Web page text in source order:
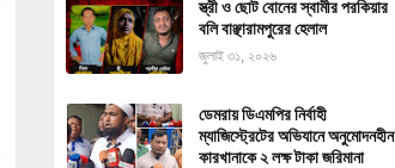
স্ত্রী ও ছোট বোনের স্বামীর পরকিয়ার
বলি বাঞ্ছারামপুরের হেলাল
জুলাই ৩১, ২০২৬
ডেমরায় ডিএমপির নির্বাহী
ম্যাজিস্ট্রেটের অভিযানে অনুমোদনহীন
কারখানাকে ২ লক্ষ টাকা জরিমানা